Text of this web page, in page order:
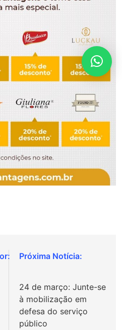
24 de março: Junte-se
à mobilização em
defesa do serviço
público